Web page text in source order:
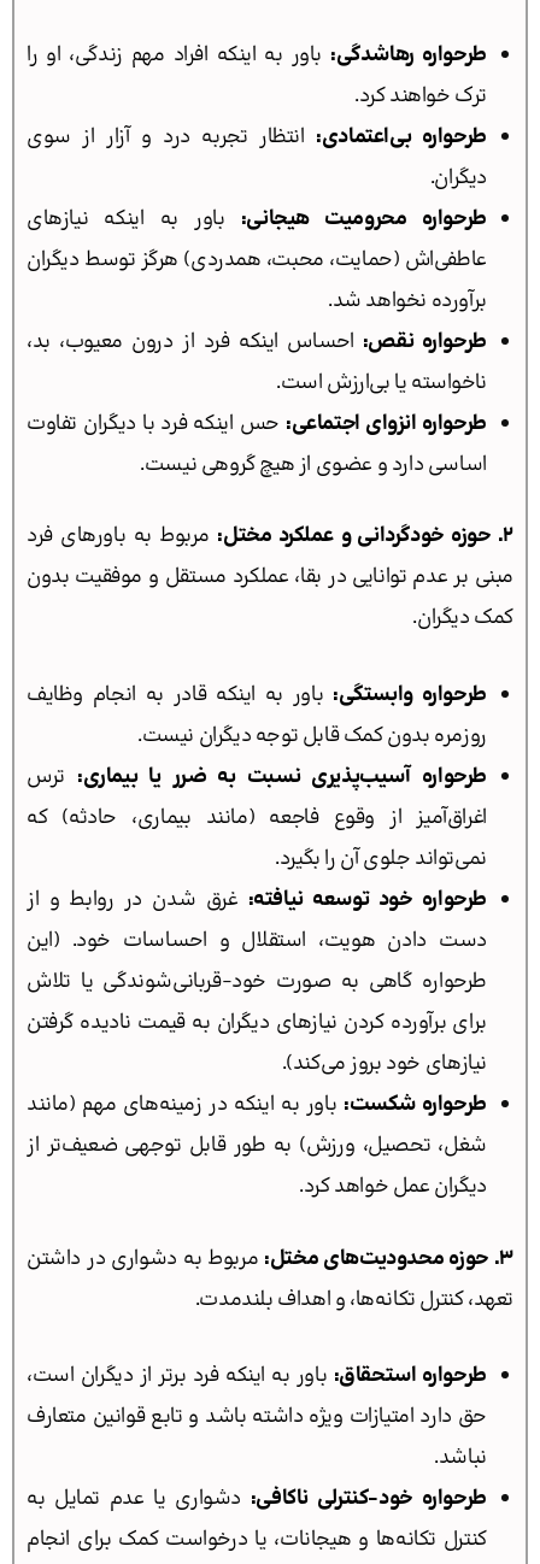
طرحواره رهاشدگی: باور به اینکه افراد مهم زندگی، او را
ترک خواهند کرد.
طرحواره بی‌اعتمادی: انتظار تجربه درد و آزار از سوی
دیگران.
طرحواره محرومیت هیجانی: باور به اینکه نیازهای
عاطفی‌اش (حمایت، محبت، همدردی) هرگز توسط دیگران
برآورده نخواهد شد.
طرحواره نقص: احساس اینکه فرد از درون معیوب، بد،
ناخواسته یا بی‌ارزش است.
طرحواره انزوای اجتماعی: حس اینکه فرد با دیگران تفاوت
اساسی دارد و عضوی از هیچ گروهی نیست.
۲. حوزه خودگردانی و عملکرد مختل:
مربوط به باورهای فرد
مبنی بر عدم توانایی در بقا، عملکرد مستقل و موفقیت بدون
کمک دیگران.
طرحواره وابستگی: باور به اینکه قادر به انجام وظایف
روزمره بدون کمک قابل توجه دیگران نیست.
طرحواره آسیب‌پذیری نسبت به ضرر یا بیماری: ترس
اغراق‌آمیز از وقوع فاجعه (مانند بیماری، حادثه) که
نمی‌تواند جلوی آن را بگیرد.
طرحواره خود توسعه نیافته: غرق شدن در روابط و از
دست دادن هویت، استقلال و احساسات خود. (این
طرحواره گاهی به صورت خود-قربانی‌شوندگی یا تلاش
برای برآورده کردن نیازهای دیگران به قیمت نادیده گرفتن
نیازهای خود بروز می‌کند).
طرحواره شکست: باور به اینکه در زمینه‌های مهم (مانند
شغل، تحصیل، ورزش) به طور قابل توجهی ضعیف‌تر از
دیگران عمل خواهد کرد.
۳. حوزه محدودیت‌های مختل:
مربوط به دشواری در داشتن
تعهد، کنترل تکانه‌ها، و اهداف بلندمدت.
طرحواره استحقاق: باور به اینکه فرد برتر از دیگران است،
حق دارد امتیازات ویژه داشته باشد و تابع قوانین متعارف
نباشد.
طرحواره خود-کنترلی ناکافی: دشواری یا عدم تمایل به
کنترل تکانه‌ها و هیجانات، یا درخواست کمک برای انجام